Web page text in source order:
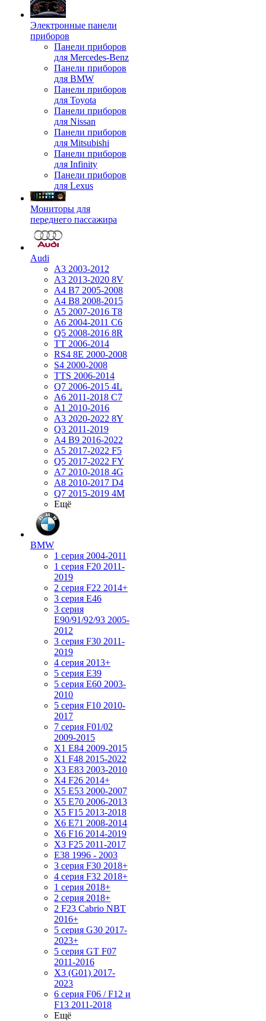
Электронные панели
приборов
Панели приборов
для Mercedes-Benz
Панели приборов
для BMW
Панели приборов
для Toyota
Панели приборов
для Nissan
Панели приборов
для Mitsubishi
Панели приборов
для Infinity
Панели приборов
для Lexus
Мониторы для
переднего пассажира
Audi
A3 2003-2012
A3 2013-2020 8V
A4 B7 2005-2008
A4 B8 2008-2015
A5 2007-2016 T8
A6 2004-2011 C6
Q5 2008-2016 8R
TT 2006-2014
RS4 8E 2000-2008
S4 2000-2008
TTS 2006-2014
Q7 2006-2015 4L
A6 2011-2018 С7
A1 2010-2016
A3 2020-2022 8Y
Q3 2011-2019
A4 B9 2016-2022
A5 2017-2022 F5
Q5 2017-2022 FY
A7 2010-2018 4G
A8 2010-2017 D4
Q7 2015-2019 4M
Ещё
BMW
1 серия 2004-2011
1 серия F20 2011-
2019
2 серия F22 2014+
3 серия Е46
3 серия
E90/91/92/93 2005-
2012
3 серия F30 2011-
2019
4 серия 2013+
5 серия E39
5 серия E60 2003-
2010
5 серия F10 2010-
2017
7 серия F01/02
2009-2015
X1 E84 2009-2015
X1 F48 2015-2022
X3 E83 2003-2010
X4 F26 2014+
X5 E53 2000-2007
X5 E70 2006-2013
X5 F15 2013-2018
X6 E71 2008-2014
X6 F16 2014-2019
X3 F25 2011-2017
E38 1996 - 2003
3 серия F30 2018+
4 серия F32 2018+
1 серия 2018+
2 серия 2018+
2 F23 Cabrio NBT
2016+
5 серия G30 2017-
2023+
5 серия GT F07
2011-2016
X3 (G01) 2017-
2023
6 серия F06 / F12 и
F13 2011-2018
Ещё